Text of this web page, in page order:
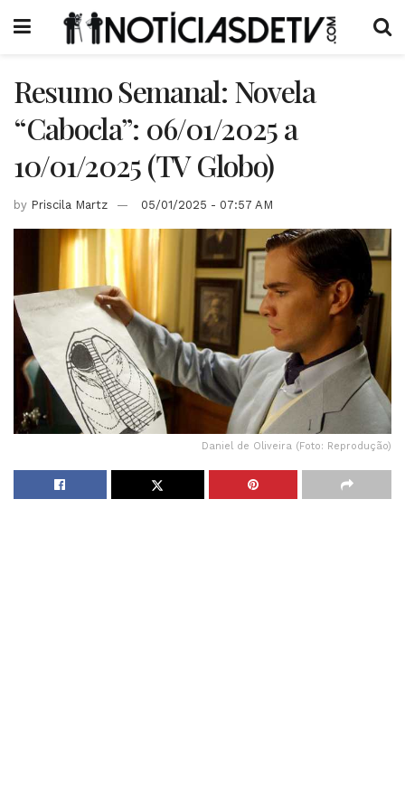
Resumo Semanal: Novela
“Cabocla”: 06/01/2025 a
10/01/2025 (TV Globo)
by Priscila Martz 05/01/2025 - 07:57 AM
Daniel de Oliveira (Foto: Reprodução)